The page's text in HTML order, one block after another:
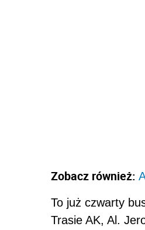
Zobacz również:
To już czwarty
Trasie AK, Al.